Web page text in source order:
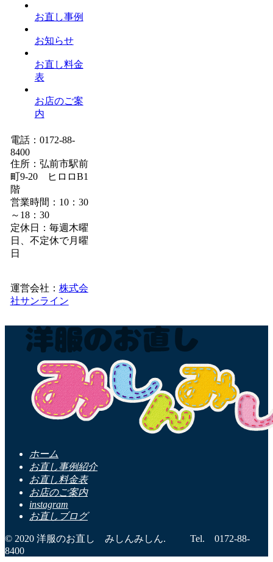
お直し事例
お知らせ
お直し料金
表
お店のご案
内
電話：0172-88-
8400
住所：弘前市駅前
町9-20 ヒロロB1
階
営業時間：10：30
～18：30
定休日：毎週木曜
日、不定休で月曜
日
運営会社： 株式会
社サンライン
ホーム
お直し事例紹介
お直し料金表
お店のご案内
instagram
お直しブログ
© 2020 洋服のお直し みしんみしん. Tel. 0172-88-
8400